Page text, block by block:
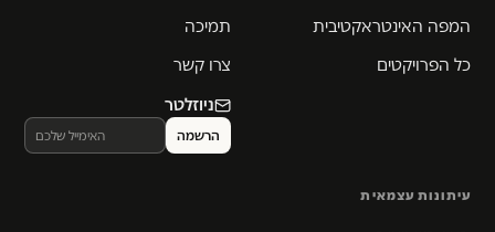
המפה האינטראקטיבית
כל הפרויקטים
תמיכה
צרו קשר
ניוזלטר
עיתונות עצמאית